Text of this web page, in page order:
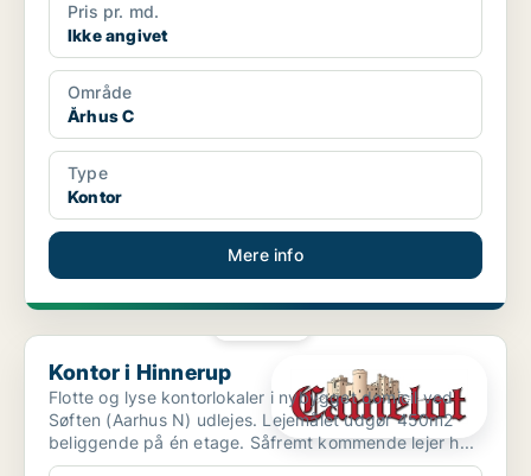
Pris pr. md.
Ikke angivet
Område
Århus C
Type
Kontor
Mere info
Kontor i Hinnerup
Kontor i Hinnerup
Flotte og lyse kontorlokaler i nybygget domicil ved
Søften (Aarhus N) udlejes. Lejemålet udgør 450m2
beliggende på én etage. Såfremt kommende lejer h...